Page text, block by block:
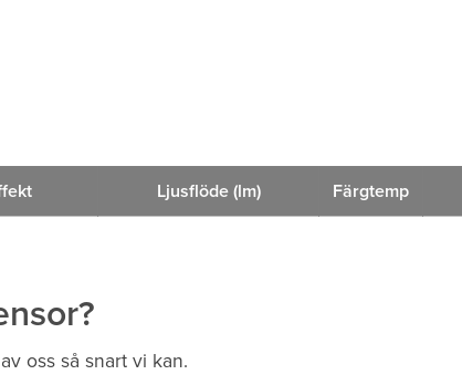
Ljusflöde (lm) Färgtemp
oss så snart vi kan.